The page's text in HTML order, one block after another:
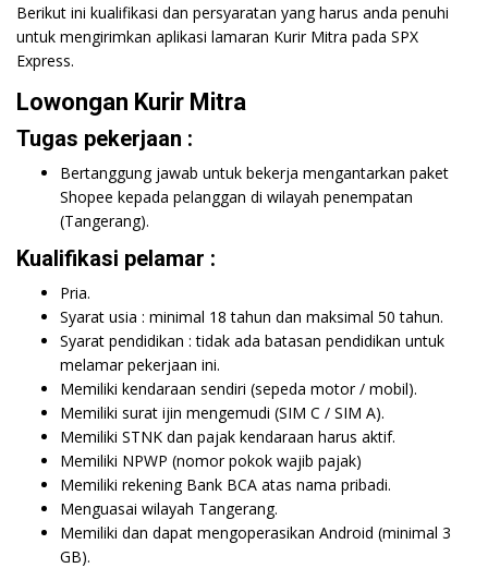
Berikut ini kualifikasi dan persyaratan yang harus anda penuhi
untuk mengirimkan aplikasi lamaran Kurir Mitra pada SPX
Express.
Lowongan Kurir Mitra
Tugas pekerjaan :
Bertanggung jawab untuk bekerja mengantarkan paket
Shopee kepada pelanggan di wilayah penempatan
(Tangerang).
Kualifikasi pelamar :
Pria.
Syarat usia : minimal 18 tahun dan maksimal 50 tahun.
Syarat pendidikan : tidak ada batasan pendidikan untuk
melamar pekerjaan ini.
Memiliki kendaraan sendiri (sepeda motor / mobil).
Memiliki surat ijin mengemudi (SIM C / SIM A).
Memiliki STNK dan pajak kendaraan harus aktif.
Memiliki NPWP (nomor pokok wajib pajak)
Memiliki rekening Bank BCA atas nama pribadi.
Menguasai wilayah Tangerang.
Memiliki dan dapat mengoperasikan Android (minimal 3
GB).